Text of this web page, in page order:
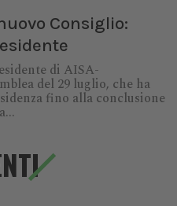
Consiglio:
di AISA-
del 29 luglio, che ha
fino alla conclusione